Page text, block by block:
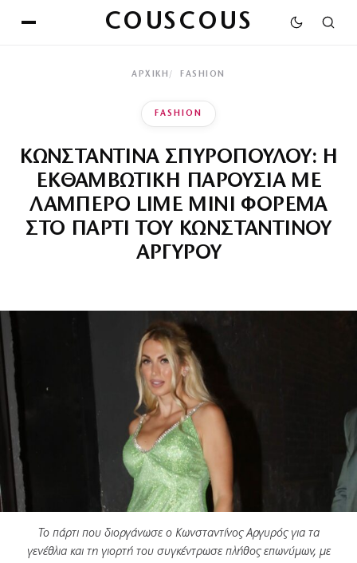
COUSCOUS
ΑΡΧΙΚΉ FASHION
FASHION
ΚΩΝΣΤΑΝΤΙΝΑ ΣΠΥΡΟΠΟΥΛΟΥ: Η
ΕΚΘΑΜΒΩΤΙΚΗ ΠΑΡΟΥΣΙΑ ΜΕ
ΛΑΜΠΕΡΟ LIME MINI ΦΟΡΕΜΑ
ΣΤΟ ΠΑΡΤΙ ΤΟΥ ΚΩΝΣΤΑΝΤΙΝΟΥ
ΑΡΓΥΡΟΥ
Το πάρτι που διοργάνωσε ο Κωνσταντίνος Αργυρός για τα
γενέθλια και τη γιορτή του συγκέντρωσε πλήθος επωνύμων, με